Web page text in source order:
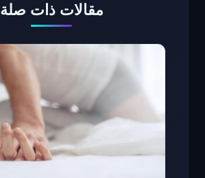
مقالات ذات صلة